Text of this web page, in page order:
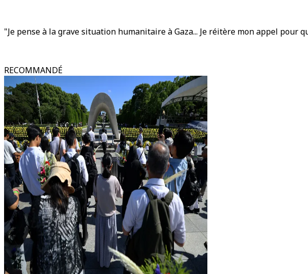
"Je pense à la grave situation humanitaire à Gaza... Je réitère mon appel
RECOMMANDÉ